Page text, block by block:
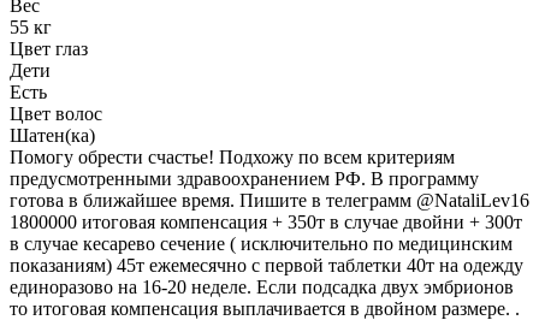
Вес
55 кг
Цвет глаз
Дети
Есть
Цвет волос
Шатен(ка)
Помогу обрести счастье! Подхожу по всем критериям
предусмотренными здравоохранением РФ. В программу
готова в ближайшее время. Пишите в телеграмм @NataliLev16
1800000 итоговая компенсация + 350т в случае двойни + 300т
в случае кесарево сечение ( исключительно по медицинским
показаниям) 45т ежемесячно с первой таблетки 40т на одежду
единоразово на 16-20 неделе. Если подсадка двух эмбрионов
то итоговая компенсация выплачивается в двойном размере. .